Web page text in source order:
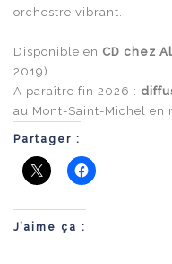
orchestre vibrant.
Disponible en CD chez
2019)
A paraître fin 2026 :
au Mont-Saint-Michel en
Partager :
J’aime ça :